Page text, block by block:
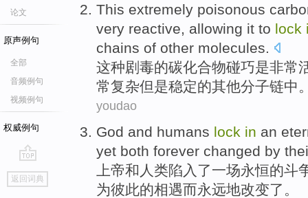
论文
原声例句
全部
音频例句
视频例句
权威例句
go
top
返回词典
This extremely poisonous
very reactive, allowing it to lock
chains of other molecules.
这种剧毒的碳化合物碰巧是非常
常复杂但是稳定的其他分子链中
youdao
God and humans lock in an
yet both forever changed by
上帝和 人类陷入 了一场永恒的斗
为彼此的相遇而永远地改变了 。